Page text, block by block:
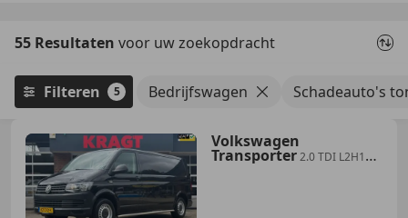
55 Resultaten voor uw zoekopdracht
Filteren 5 Bedrijfswagen Schadeauto's
Volkswagen
Transporter2.0 TDI L2H1